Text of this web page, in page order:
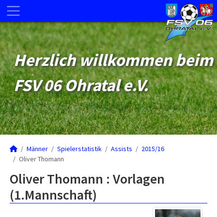
Herzlich willkommen beim
FSV 06 Ohratal e.V.
Männer Spielerstatistik Assists
2015/16
Oliver Thomann
Oliver Thomann : Vorlagen
(1.Mannschaft)